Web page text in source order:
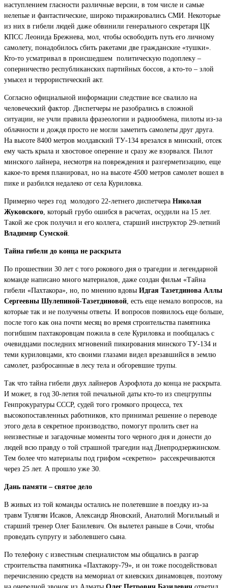
наступлением гласности различные версии, в том числе и самые
нелепые и фантастические, широко тиражировались СМИ. Некоторые
из них в гибели людей даже обвинили генерального секретаря ЦК
КПСС Леонида Брежнева, мол, чтобы освободить путь его личному
самолету, понадобилось сбить ракетами две гражданские «тушки».
Кто-то усматривал в происшедшем политическую подоплеку –
соперничество республиканских партийных боссов, а кто-то – злой
умысел и террористический акт.
Согласно официальной информации следствие все свалило на
человеческий фактор. Диспетчеры не разобрались в сложной
ситуации, не учли правила фразеологии и радиообмена, пилоты из-за
облачности и дождя просто не могли заметить самолеты друг друга.
На высоте 8400 метров молдавский ТУ-134 врезался в минский, отсек
ему часть крыла и хвостовое оперение и сразу же взорвался. Пилот
минского лайнера, несмотря на повреждения и разгерметизацию, еще
какое-то время планировал, но на высоте 4500 метров самолет вошел в
пике и разбился недалеко от села Куриловка.
Примерно через год молодого 22-летнего диспетчера Николая
Жуковского , который грубо ошибся в расчетах, осудили на 15 лет.
Такой же срок получил и его коллега, старший инструктор 29-летний
Владимир Сумской
Тайна гибели до конца не раскрыта
По прошествии 30 лет с того рокового дня о трагедии и легендарной
команде написано много материалов, даже создан фильм «Тайна
гибели «Пахтакора», но, по мнению вдовы Идгая Тазетдинова Аллы
Сергеевны Шулепиной-Тазетдиновой , есть еще немало вопросов, на
которые так и не получены ответы. И вопросов появилось еще больше,
после того как она почти месяц во время строительства памятника
погибшим пахтакоровцам пожила в селе Куриловка и пообщалась с
очевидцами последних мгновений пикирования минского ТУ-134 и
теми куриловцами, кто своими глазами видел врезавшийся в землю
самолет, разбросанные в лесу тела и обгоревшие трупы.
Так что тайна гибели двух лайнеров Аэрофлота до конца не раскрыта.
И может, в год 30-летия той печальной даты кто-то из спецгруппы
Генпрокуратуры СССР, судей того громкого процесса, тех
высокопоставленных работников, кто принимал решение о переводе
этого дела в секретное производство, помогут пролить свет на
неизвестные и загадочные моменты того черного дня и донести до
людей всю правду о той страшной трагедии над Днепродзержинском.
Тем более что материалы под грифом «секретно» рассекречиваются
через 25 лет. А прошло уже 30.
Дань памяти – святое дело
В живых из той команды остались не полетевшие в поездку из-за
травм Тулягян Исаков, Александр Яновский, Анатолий Могильный и
старший тренер Олег Базилевич. Он вылетел раньше в Сочи, чтобы
проведать супругу и заболевшего сына.
По телефону с известным специалистом мы общались в разгар
строительства памятника «Пахтакору-79», и он тоже посодействовал
перечислению средств на мемориал от киевских динамовцев, поэтому